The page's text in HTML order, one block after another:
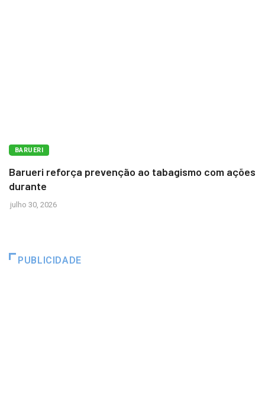
BARUERI
Barueri reforça prevenção ao tabagismo com ações
durante
julho 30, 2026
PUBLICIDADE